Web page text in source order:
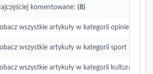
komentowane: (8)
wszystkie artykuły w kategorii opinie
wszystkie artykuły w kategorii sport
wszystkie artykuły w kategorii kultura